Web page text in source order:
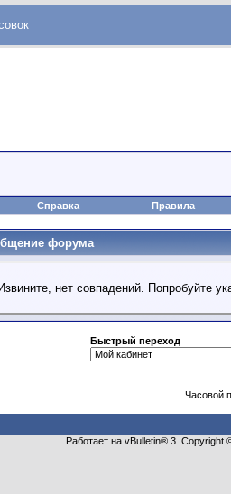
Справка Правила
форума
Извините, нет совпадений. Попробуйте
Быстрый переход
Часовой
Работает на vBulletin® 3.